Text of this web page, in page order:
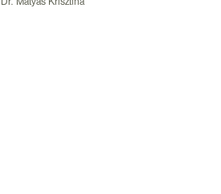
Dr. Mátyás Krisztina